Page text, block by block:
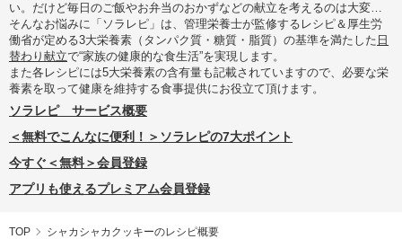
い。だけど毎日のご飯やお弁当のおかずなどの献立を考えるのは大変…
そんなお悩みに「ソラレピ」は、管理栄養士が監修するレシピ＆厚生労
働省が定める3大栄養素（タンパク質・糖質・脂質）の基準を満たした 日
替わり献立で“家族の健康的な食生活”を実現します。
また各レシピには5大栄養素の含有量も記載されていますので、必要な栄
養素を取って健康を維持する食事提供にお役立て頂けます。
ソラレピ サービス概要
＜無料でこんなに便利！＞ソラレピの7大ポイント
今すぐ＜無料＞会員登録
アプリも使えるプレミアム会員登録
TOP シャカシャカクッキーのレシピ概要